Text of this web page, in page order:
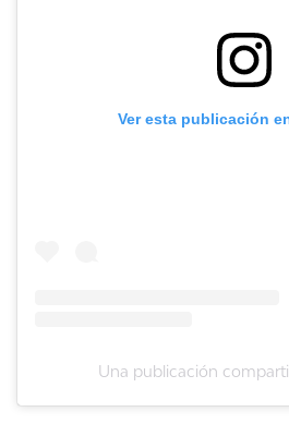
Ver esta publicación
Una publicación